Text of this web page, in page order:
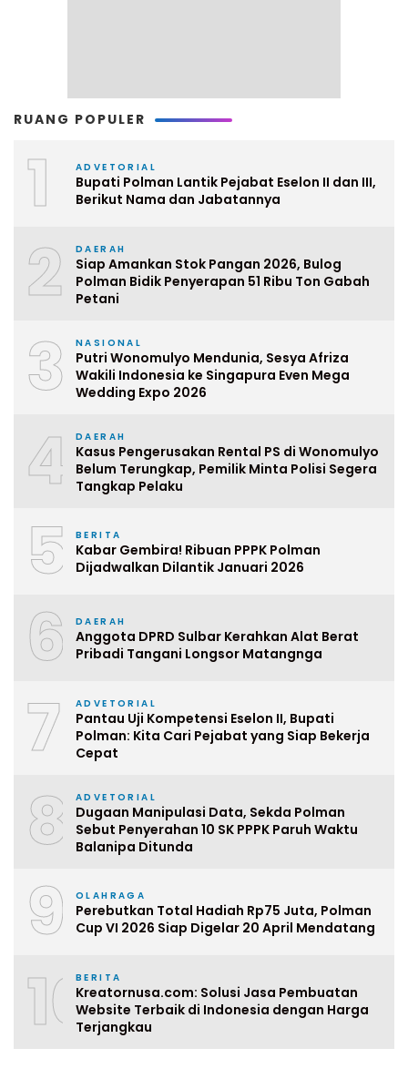
RUANG POPULER
1 ADVETORIAL
Bupati Polman Lantik Pejabat Eselon II dan III,
Berikut Nama dan Jabatannya
2 DAERAH
Siap Amankan Stok Pangan 2026, Bulog
Polman Bidik Penyerapan 51 Ribu Ton Gabah
Petani
3 NASIONAL
Putri Wonomulyo Mendunia, Sesya Afriza
Wakili Indonesia ke Singapura Even Mega
Wedding Expo 2026
4 DAERAH
Kasus Pengerusakan Rental PS di Wonomulyo
Belum Terungkap, Pemilik Minta Polisi Segera
Tangkap Pelaku
5 BERITA
Kabar Gembira! Ribuan PPPK Polman
Dijadwalkan Dilantik Januari 2026
6 DAERAH
Anggota DPRD Sulbar Kerahkan Alat Berat
Pribadi Tangani Longsor Matangnga
7 ADVETORIAL
Pantau Uji Kompetensi Eselon II, Bupati
Polman: Kita Cari Pejabat yang Siap Bekerja
Cepat
8 ADVETORIAL
Dugaan Manipulasi Data, Sekda Polman
Sebut Penyerahan 10 SK PPPK Paruh Waktu
Balanipa Ditunda
9 OLAHRAGA
Perebutkan Total Hadiah Rp75 Juta, Polman
Cup VI 2026 Siap Digelar 20 April Mendatang
10BERITA
Kreatornusa.com: Solusi Jasa Pembuatan
Website Terbaik di Indonesia dengan Harga
Terjangkau